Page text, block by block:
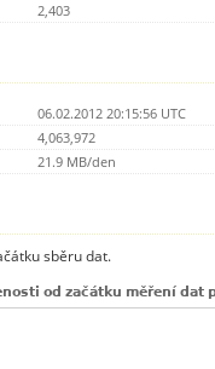
2,403
06.02.2012 20:15:56 UTC
4,063,972
21.9 MB/den
sběru dat.